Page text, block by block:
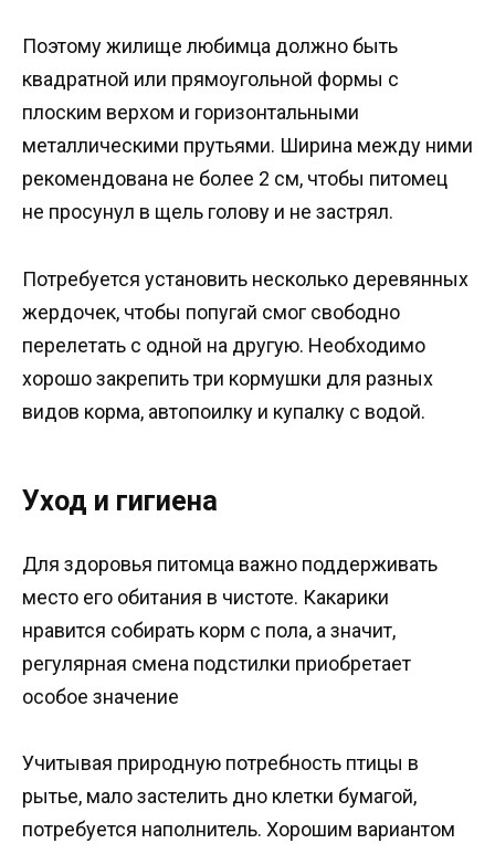
Поэтому жилище любимца должно быть
квадратной или прямоугольной формы с
плоским верхом и горизонтальными
металлическими прутьями. Ширина между ними
рекомендована не более 2 см, чтобы питомец
не просунул в щель голову и не застрял.
Потребуется установить несколько деревянных
жердочек, чтобы попугай смог свободно
перелетать с одной на другую. Необходимо
хорошо закрепить три кормушки для разных
видов корма, автопоилку и купалку с водой.
Уход и гигиена
Для здоровья питомца важно поддерживать
место его обитания в чистоте. Какарики
нравится собирать корм с пола, а значит,
регулярная смена подстилки приобретает
особое значение
Учитывая природную потребность птицы в
рытье, мало застелить дно клетки бумагой,
потребуется наполнитель. Хорошим вариантом